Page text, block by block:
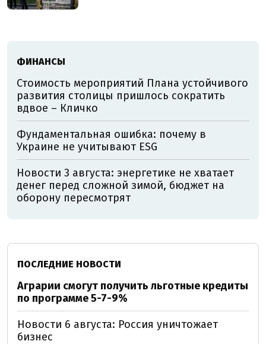
ФИНАНСЫ
Стоимость мероприятий Плана устойчивого
развития столицы пришлось сократить
вдвое – Кличко
Фундаментальная ошибка: почему в
Украине не учитывают ESG
Новости 3 августа: энергетике не хватает
денег перед сложной зимой, бюджет на
оборону пересмотрят
ПОСЛЕДНИЕ НОВОСТИ
Аграрии смогут получить льготные кредиты
по программе 5-7-9%
Новости 6 августа: Россия уничтожает
бизнес